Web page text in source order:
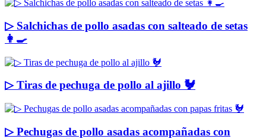
▷ Salchichas de pollo asadas con salteado de setas
👩‍🍳
▷ Tiras de pechuga de pollo al ajillo 🐓
▷ Pechugas de pollo asadas acompañadas con